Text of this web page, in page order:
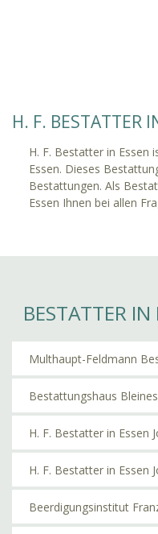
H. F. BESTATTER
H. F. Bestatter in Essen
Essen. Dieses
Bestattungen. Als
Essen Ihnen bei allen
BESTATTER
Multhaupt-Feldmann
H. F. Bestatter in Essen
H. F. Bestatter in Essen
Beerdigungsinstitut